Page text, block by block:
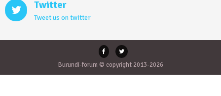
Twitter
Tweet us on twitter
Burundi-forum © copyright 2013-2026